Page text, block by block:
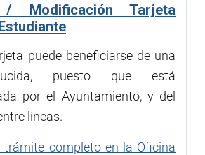
/ Modificación Tarjeta
puede beneficiarse de una
puesto que está
por el Ayuntamiento, y del
líneas.
trámite completo en la Oficina